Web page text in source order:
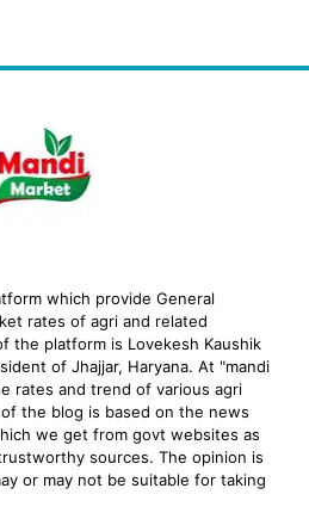
which provide General
rates of agri and related
the platform is Lovekesh Kaushik
of Jhajjar, Haryana. At "mandi
rates and trend of various agri
the blog is based on the news
we get from govt websites as
sources. The opinion is
or may not be suitable for taking